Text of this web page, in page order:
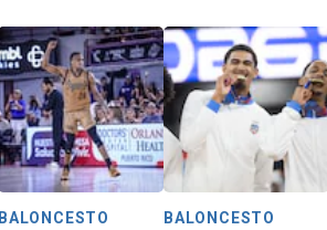
BALONCESTO BALONCESTO